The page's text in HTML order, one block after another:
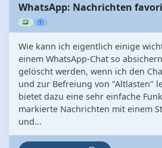
WhatsApp: Nachrichten
Wie kann ich eigentlich einige
einem WhatsApp-Chat so
gelöscht werden, wenn ich den
und zur Befreiung von "Altlasten"
bietet dazu eine sehr einfache
markierte Nachrichten mit einem
und...